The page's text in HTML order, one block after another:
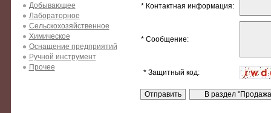
Добывающее
Лабораторное
Сельскохозяйственное
Химическое
Оснащение предприятий
Ручной инструмент
Прочее
* Контактная информация:
* Сообщение:
* Защитный код: